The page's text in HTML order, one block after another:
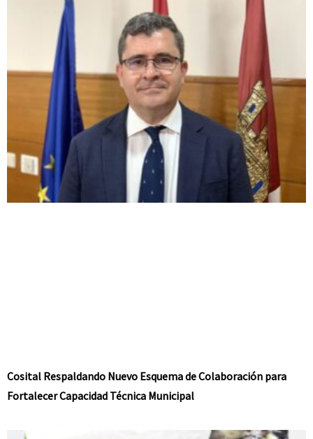
Cosital Respaldando Nuevo Esquema de Colaboración para
Fortalecer Capacidad Técnica Municipal